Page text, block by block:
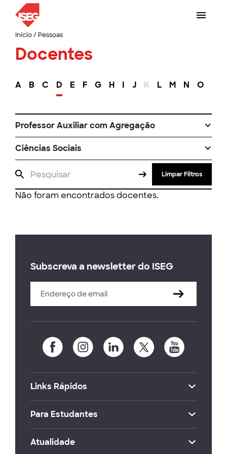
Início/ Pessoas
Docentes
A B C D E F G H I J K L M N O
Professor Auxiliar com Agregação
Ciências Sociais
Limpar Filtros
Não foram encontrados docentes.
Subscreva a newsletter do ISEG
Links Rápidos
Para Estudantes
Atualidade